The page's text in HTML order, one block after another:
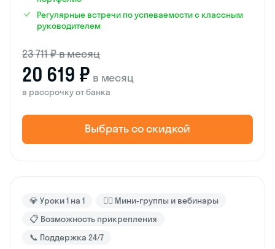
Регулярные встречи по успеваемости с классным
руководителем
23 711 ₽ в месяц
20 619 ₽ в месяц
в рассрочку от банка
Выбрать со скидкой
💎 Уроки 1 на 1
🙋‍♂️ Мини-группы и вебинары
📋 Возможность прикрепления
📞 Поддержка 24/7